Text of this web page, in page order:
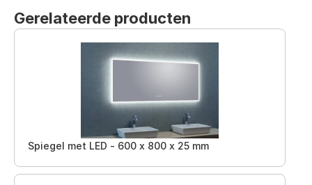
Gerelateerde producten
Spiegel met LED - 600 x 800 x 25 mm